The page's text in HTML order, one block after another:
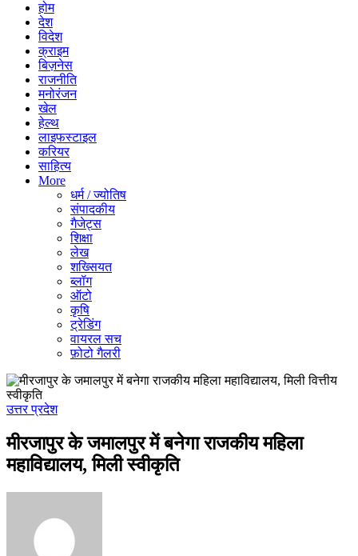
होम
देश
विदेश
क्राइम
बिज़नेस
राजनीति
मनोरंजन
खेल
हेल्थ
लाइफस्टाइल
करियर
साहित्य
More
धर्म / ज्योतिष
संपादकीय
गैजेट्स
शिक्षा
लेख
शख्सियत
ब्लॉग
ऑटो
कृषि
ट्रेडिंग
वायरल सच
फ़ोटो गैलरी
उत्तर प्रदेश
मीरजापुर के जमालपुर में बनेगा राजकीय महिला
महाविद्यालय, मिली स्वीकृति